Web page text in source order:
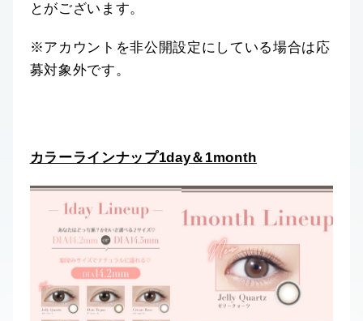
とがございます。
※アカウントを非公開設定にしている場合は応
募対象外です。
カラーラインナップ1day＆1month